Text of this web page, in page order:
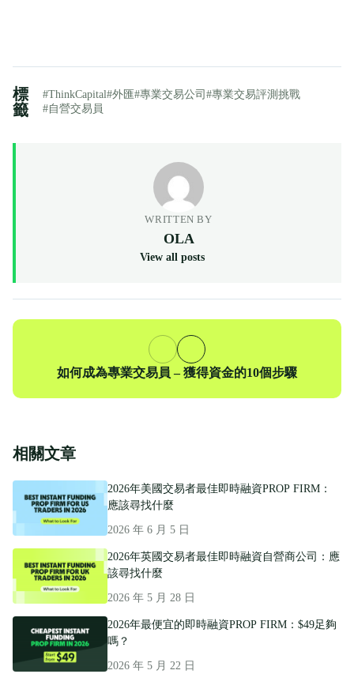
標
籤
#ThinkCapital#外匯#專業交易公司 #專業交易評測挑戰
#自營交易員
WRITTEN BY
OLA
View all posts
下
如何成為專業交易員 – 獲得資金的10個步驟
相關文章
2026年美國交易者最佳即時融資PROP FIRM：
應該尋找什麼
2026 年 6 月 5 日
2026年英國交易者最佳即時融資自營商公司：應
該尋找什麼
2026 年 5 月 28 日
2026年最便宜的即時融資PROP FIRM：$49足夠
嗎？
2026 年 5 月 22 日